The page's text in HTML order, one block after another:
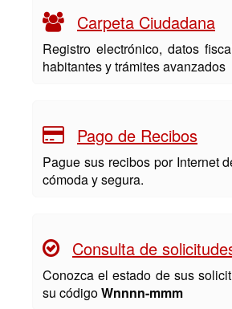
Carpeta Ciudadana
Registro electrónico, datos
habitantes y trámites avanzados
Pago de Recibos
Pague sus recibos por Internet
cómoda y segura.
Consulta de
Conozca el estado de sus
su códigoWnnnn-mmm